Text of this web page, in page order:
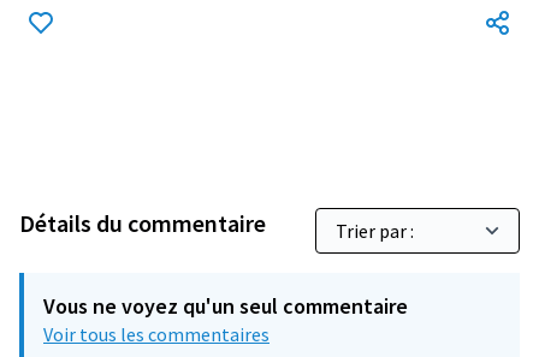
Détails du commentaire
Vous ne voyez qu'un seul commentaire
Voir tous les commentaires